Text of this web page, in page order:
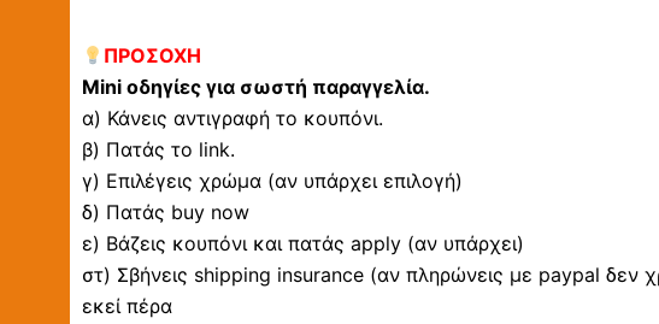
ΠΡΟΣΟΧΗ
Mini οδηγίες για σωστή παραγγελία.
α) Κάνεις αντιγραφή το κουπόνι.
β) Πατάς το link.
γ) Επιλέγεις χρώμα (αν υπάρχει επιλογή)
δ) Πατάς buy now
ε) Βάζεις κουπόνι και πατάς apply (αν υπάρχει)
στ) Σβήνεις shipping insurance (αν πληρώνεις με paypal δεν
εκεί πέρα